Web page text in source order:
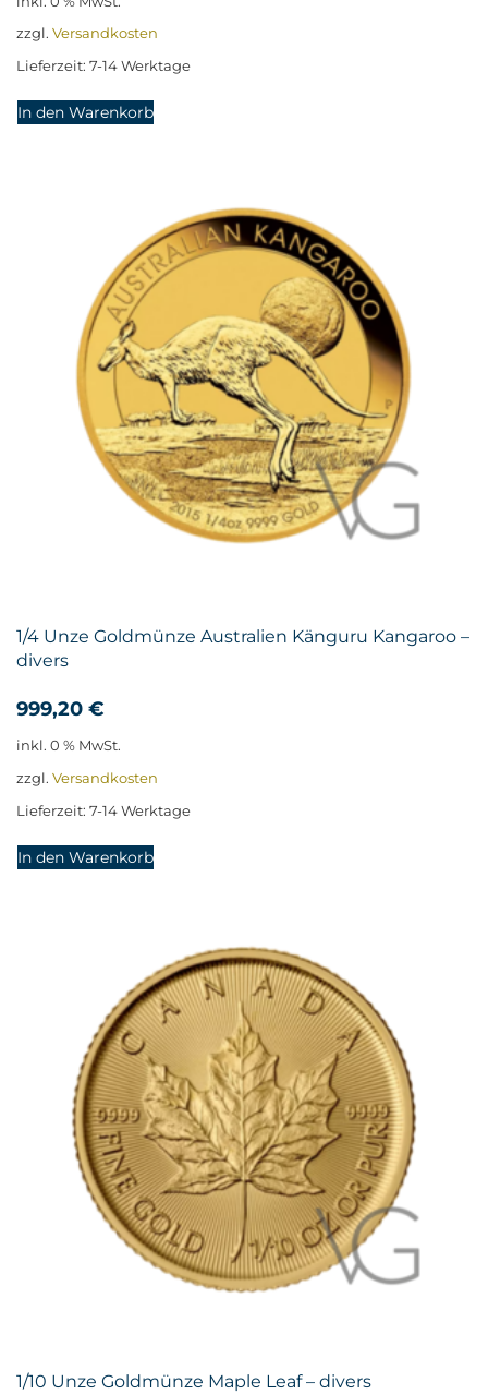
zzgl. Versandkosten
Lieferzeit: 7-14 Werktage
In den Warenkorb
1/4 Unze Goldmünze Australien Känguru Kangaroo –
divers
999,20 €
inkl. 0 % MwSt.
zzgl. Versandkosten
Lieferzeit: 7-14 Werktage
In den Warenkorb
1/10 Unze Goldmünze Maple Leaf – divers